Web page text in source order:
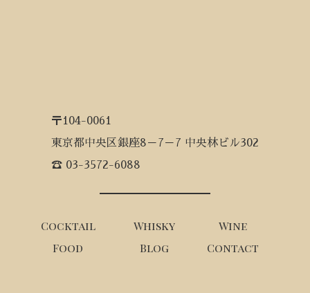
〒104-0061
東京都中央区銀座8－7－7 中央林ビル302
☎ 03-3572-6088
Cocktail Whisky
Wine
Food
Blog Contact